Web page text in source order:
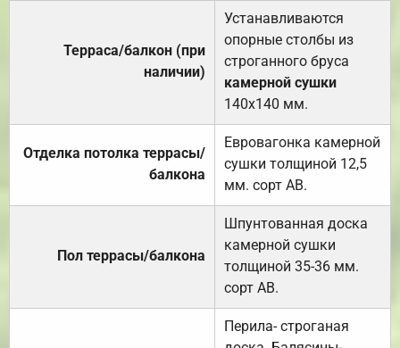
Терраса/балкон (при
наличии)
Устанавливаются
опорные столбы из
строганного бруса
камерной сушки
140х140 мм.
Отделка потолка террасы/
балкона
Евровагонка камерной
сушки толщиной 12,5
мм. сорт АВ.
Пол террасы/балкона
Шпунтованная доска
камерной сушки
толщиной 35-36 мм.
сорт АВ.
Перила- строганая